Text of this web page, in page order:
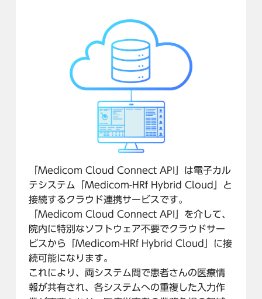
「Medicom Cloud Connect API」は電子カル
テシステム「Medicom-HRf Hybrid Cloud」と
接続するクラウド連携サービスです。
「Medicom Cloud Connect API」を介して、
院内に特別なソフトウェア不要でクラウドサー
ビスから「Medicom-HRf Hybrid Cloud」に接
続可能になります。
これにより、両システム間で患者さんの医療情
報が共有され、各システムへの重複した入力作